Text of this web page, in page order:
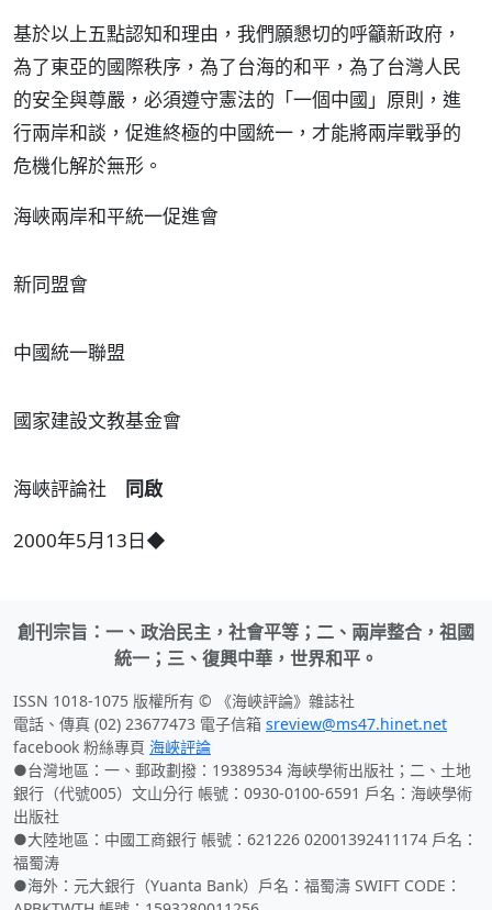
基於以上五點認知和理由，我們願懇切的呼籲新政府，
為了東亞的國際秩序，為了台海的和平，為了台灣人民
的安全與尊嚴，必須遵守憲法的「一個中國」原則，進
行兩岸和談，促進終極的中國統一，才能將兩岸戰爭的
危機化解於無形。
海峽兩岸和平統一促進會
新同盟會
中國統一聯盟
國家建設文教基金會
海峽評論社 同啟
2000年5月13日◆
創刊宗旨：一、政治民主，社會平等；二、兩岸整合，祖國
統一；三、復興中華，世界和平。
ISSN 1018-1075 版權所有 © 《海峽評論》雜誌社
電話、傳真 (02) 23677473 電子信箱 sreview@ms47.hinet.net
facebook 粉絲專頁 海峽評論
●台灣地區：一、郵政劃撥：19389534 海峽學術出版社；二、土地
銀行（代號005）文山分行 帳號：0930-0100-6591 戶名：海峽學術
出版社
●大陸地區：中國工商銀行 帳號：621226 02001392411174 戶名：
福蜀涛
●海外：元大銀行（Yuanta Bank）戶名：福蜀濤 SWIFT CODE：